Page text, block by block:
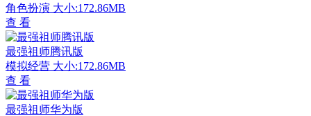
角色扮演 大小:172.86MB
查 看
最强祖师腾讯版
模拟经营 大小:172.86MB
查 看
最强祖师华为版